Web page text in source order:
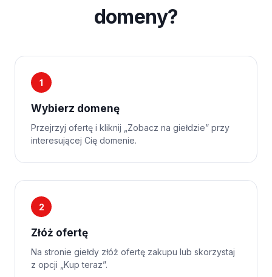
domeny?
1
Wybierz domenę
Przejrzyj ofertę i kliknij „Zobacz na giełdzie” przy
interesującej Cię domenie.
2
Złóż ofertę
Na stronie giełdy złóż ofertę zakupu lub skorzystaj
z opcji „Kup teraz”.